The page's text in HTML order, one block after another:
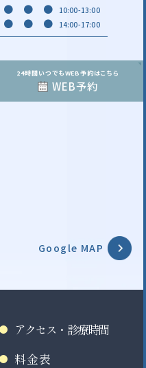
● ● ● 10:00-13:00
● ● ● 14:00-17:00
24時間いつでもWEB予約はこちら
WEB予約
Google MAP
アクセス・診療時間
料金表